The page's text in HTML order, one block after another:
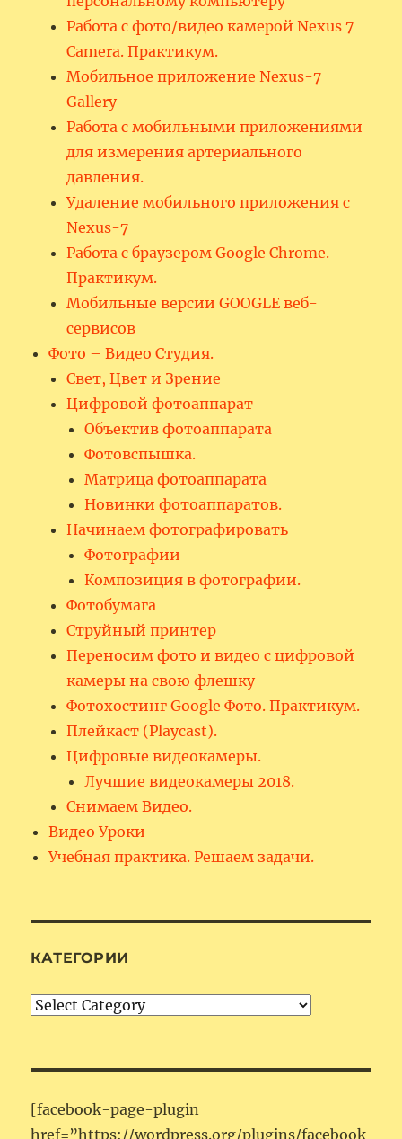
Работа с фото/видео камерой Nexus 7
Camera. Практикум.
Мобильное приложение Nexus-7
Gallery
Работа с мобильными приложениями
для измерения артериального
давления.
Удаление мобильного приложения с
Nexus-7
Работа с браузером Google Chrome.
Практикум.
Мобильные версии GOOGLE веб-
сервисов
Фото – Видео Студия.
Свет, Цвет и Зрение
Цифровой фотоаппарат
Объектив фотоаппарата
Фотовспышка.
Матрица фотоаппарата
Новинки фотоаппаратов.
Начинаем фотографировать
Фотографии
Композиция в фотографии.
Фотобумага
Струйный принтер
Переносим фото и видео с цифровой
камеры на свою флешку
Фотохостинг Google Фото. Практикум.
Плейкаст (Playcast).
Цифровые видеокамеры.
Лучшие видеокамеры 2018.
Снимаем Видео.
Видео Уроки
Учебная практика. Решаем задачи.
КАТЕГОРИИ
Категории
[facebook-page-plugin
href=”https://wordpress.org/plugins/facebook